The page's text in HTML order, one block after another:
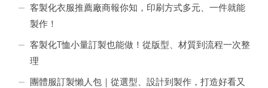
客製化衣服推薦廠商報你知，印刷方式多元、一件就能
製作！
客製化T恤小量訂製也能做！從版型、材質到流程一次整
理
團體服訂製懶人包｜從選型、設計到製作，打造好看又